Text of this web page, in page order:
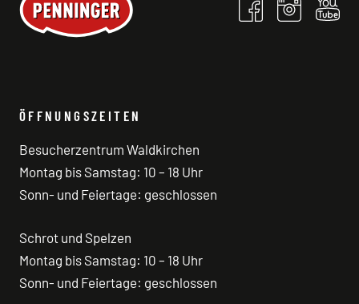
ÖFFNUNGSZEITEN
Besucherzentrum Waldkirchen
Montag bis Samstag: 10 – 18 Uhr
Sonn- und Feiertage: geschlossen
Schrot und Spelzen
Montag bis Samstag: 10 – 18 Uhr
Sonn- und Feiertage: geschlossen